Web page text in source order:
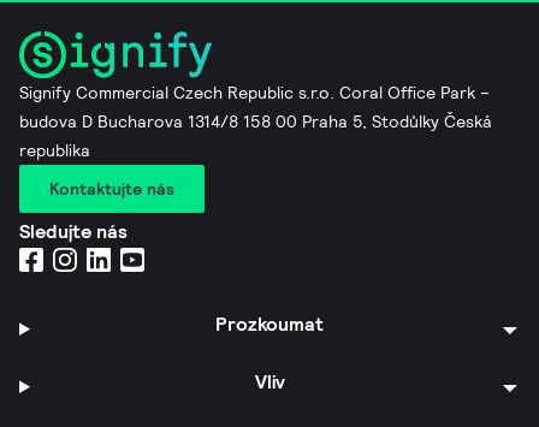
Signify Commercial Czech Republic s.r.o. Coral Office Park –
budova D Bucharova 1314/8 158 00 Praha 5, Stodůlky Česká
republika
Kontaktujte nás
Sledujte nás
Prozkoumat
Vliv